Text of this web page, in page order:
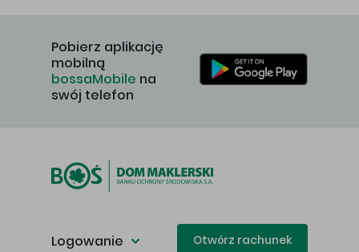
Pobierz aplikację
mobilną
bossaMobile na
swój telefon
Logowanie Otwórz rachunek